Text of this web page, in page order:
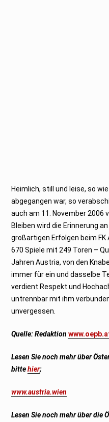
Heimlich, still und leise, so
abgegangen war, so
auch am 11. November 2006
Bleiben wird die Erinnerung
großartigen Erfolgen beim
670 Spiele mit 249 Toren –
Jahren Austria, von den
immer für ein und dasselbe
verdient Respekt und
untrennbar mit ihm
unvergessen.
Quelle: Redaktion
Lesen Sie noch mehr über
bittehier;
www.austria.wien
Lesen Sie noch mehr über die